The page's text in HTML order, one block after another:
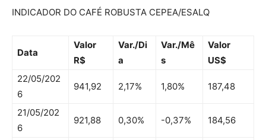
INDICADOR DO CAFÉ ROBUSTA CEPEA/ESALQ
Data
Valor
R$
Var./Di
a
Var./Mê
s
Valor
US$
22/05/202
6
941,92 2,17% 1,80% 187,48
21/05/202
6
921,88 0,30% -0,37% 184,56